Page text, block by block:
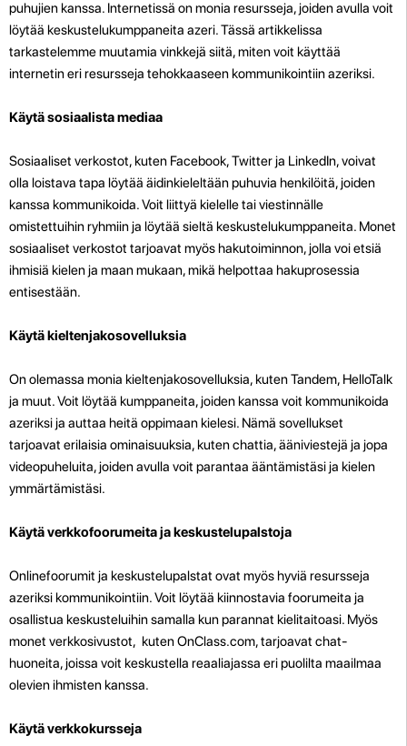
puhujien kanssa. Internetissä on monia resursseja, joiden avulla voit
löytää keskustelukumppaneita azeri. Tässä artikkelissa
tarkastelemme muutamia vinkkejä siitä, miten voit käyttää
internetin eri resursseja tehokkaaseen kommunikointiin azeriksi.
Käytä sosiaalista mediaa
Sosiaaliset verkostot, kuten Facebook, Twitter ja LinkedIn, voivat
olla loistava tapa löytää äidinkieleltään puhuvia henkilöitä, joiden
kanssa kommunikoida. Voit liittyä kielelle tai viestinnälle
omistettuihin ryhmiin ja löytää sieltä keskustelukumppaneita. Monet
sosiaaliset verkostot tarjoavat myös hakutoiminnon, jolla voi etsiä
ihmisiä kielen ja maan mukaan, mikä helpottaa hakuprosessia
entisestään.
Käytä kieltenjakosovelluksia
On olemassa monia kieltenjakosovelluksia, kuten Tandem, HelloTalk
ja muut. Voit löytää kumppaneita, joiden kanssa voit kommunikoida
azeriksi ja auttaa heitä oppimaan kielesi. Nämä sovellukset
tarjoavat erilaisia ominaisuuksia, kuten chattia, ääniviestejä ja jopa
videopuheluita, joiden avulla voit parantaa ääntämistäsi ja kielen
ymmärtämistäsi.
Käytä verkkofoorumeita ja keskustelupalstoja
Onlinefoorumit ja keskustelupalstat ovat myös hyviä resursseja
azeriksi kommunikointiin. Voit löytää kiinnostavia foorumeita ja
osallistua keskusteluihin samalla kun parannat kielitaitoasi. Myös
monet verkkosivustot, kuten OnClass.com, tarjoavat chat-
huoneita, joissa voit keskustella reaaliajassa eri puolilta maailmaa
olevien ihmisten kanssa.
Käytä verkkokursseja